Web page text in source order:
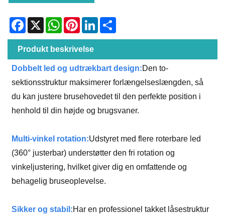
Facebook
X WhatsAppPinterestLinkedIn
Produkt beskrivelse
Dobbelt led og udtrækbart design:Den to-
sektionsstruktur maksimerer forlængelseslængden, så
du kan justere brusehovedet til den perfekte position i
henhold til din højde og brugsvaner.
Multi-vinkel rotation:Udstyret med flere roterbare led
(360° justerbar) understøtter den fri rotation og
vinkeljustering, hvilket giver dig en omfattende og
behagelig bruseoplevelse.
Sikker og stabil:Har en professionel takket låsestruktur